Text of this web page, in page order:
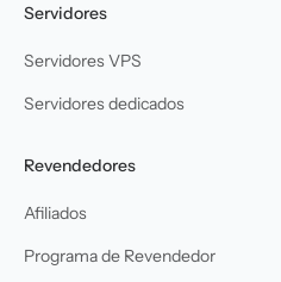
Servidores
Servidores VPS
Servidores dedicados
Revendedores
Afiliados
Programa de Revendedor